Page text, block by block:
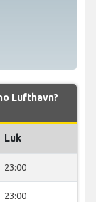
Lufthavn?
Luk
23:00
23:00